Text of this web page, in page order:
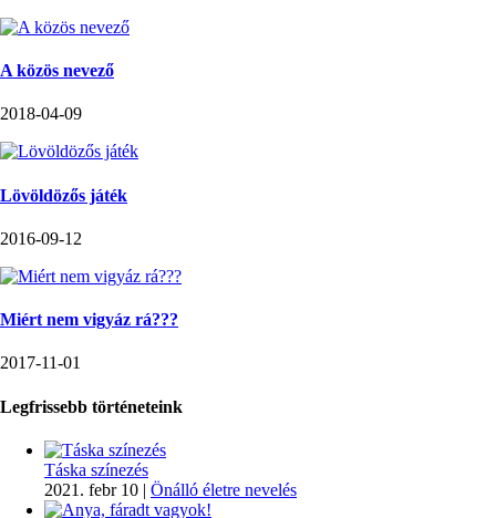
A közös nevező
2018-04-09
Lövöldözős játék
2016-09-12
Miért nem vigyáz rá???
2017-11-01
Legfrissebb történeteink
Táska színezés
2021. febr 10 | Önálló életre nevelés